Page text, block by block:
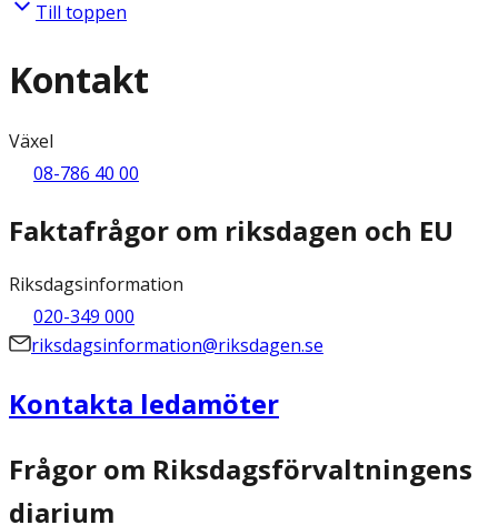
Till toppen
Kontakt
Växel
08-786 40 00
Faktafrågor om riksdagen och EU
Riksdagsinformation
020-349 000
riksdagsinformation@riksdagen.se
Kontakta ledamöter
Frågor om Riksdagsförvaltningens
diarium